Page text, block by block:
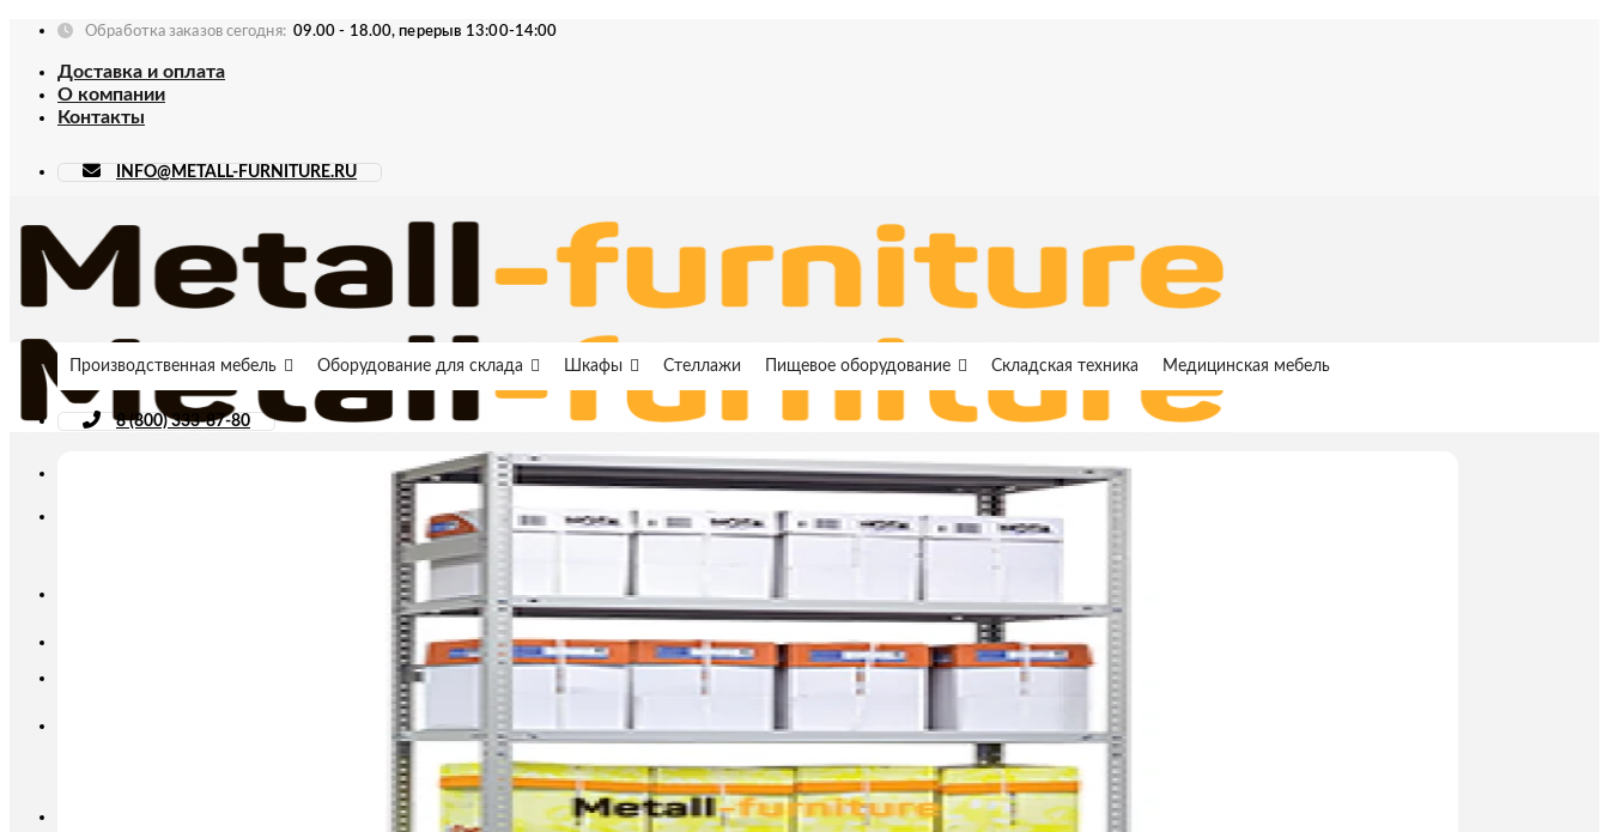
Skip
content
Обработка заказов сегодня: 09.00 - 18.00, перерыв 13:00-14:00
Доставка и оплата
О компании
Контакты
INFO@METALL-FURNITURE.RU
Производственная мебель Оборудование для склада Шкафы Стеллажи Пищевое оборудование Складская техника Медицинская мебель
8 (800) 333-87-80